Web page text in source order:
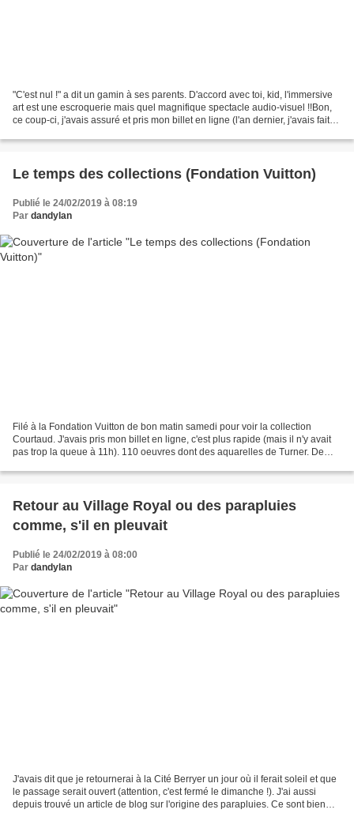
"C'est nul !" a dit un gamin à ses parents. D'accord avec toi, kid, l'immersive
art est une escroquerie mais quel magnifique spectacle audio-visuel !!Bon,
ce coup-ci, j'avais assuré et pris mon billet en ligne (l'an dernier, j'avais fait
Le temps des collections (Fondation Vuitton)
Publié le 24/02/2019 à 08:19
Par dandylan
Filé à la Fondation Vuitton de bon matin samedi pour voir la collection
Courtaud. J'avais pris mon billet en ligne, c'est plus rapide (mais il n'y avait
pas trop la queue à 11h). 110 oeuvres dont des aquarelles de Turner. De
Retour au Village Royal ou des parapluies
comme, s'il en pleuvait
Publié le 24/02/2019 à 08:00
Par dandylan
J'avais dit que je retournerai à la Cité Berryer un jour où il ferait soleil et que
le passage serait ouvert (attention, c'est fermé le dimanche !). J'ai aussi
depuis trouvé un article de blog sur l'origine des parapluies. Ce sont bien